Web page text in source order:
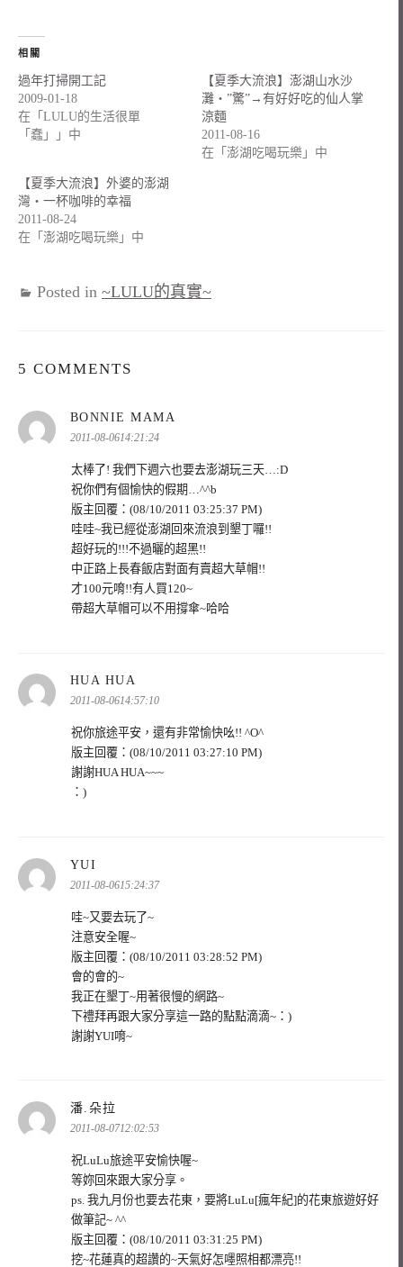
相關
過年打掃開工記
2009-01-18
在「LULU的生活很單
「蠢」」中
【夏季大流浪】澎湖山水沙
灘‧”驚”→有好好吃的仙人掌
涼麵
2011-08-16
在「澎湖吃喝玩樂」中
【夏季大流浪】外婆的澎湖
灣‧一杯咖啡的幸福
2011-08-24
在「澎湖吃喝玩樂」中
Posted in ~LULU的真實~
5 COMMENTS
BONNIE MAMA
2011-08-0614:21:24
太棒了! 我們下週六也要去澎湖玩三天…:D
祝你們有個愉快的假期…^^b
版主回覆：(08/10/2011 03:25:37 PM)
哇哇~我已經從澎湖回來流浪到墾丁囉!!
超好玩的!!!不過曬的超黑!!
中正路上長春飯店對面有賣超大草帽!!
才100元唷!!有人買120~
帶超大草帽可以不用撐傘~哈哈
HUA HUA
示:
2011-08-0614:57:10
祝你旅途平安，還有非常愉快吆!! ^O^
版主回覆：(08/10/2011 03:27:10 PM)
謝謝HUA HUA~~~
：)
YUI
示:
2011-08-0615:24:37
哇~又要去玩了~
注意安全喔~
版主回覆：(08/10/2011 03:28:52 PM)
會的會的~
我正在墾丁~用著很慢的網路~
下禮拜再跟大家分享這一路的點點滴滴~：)
謝謝YUI唷~
潘.朵拉
示:
2011-08-0712:02:53
祝LuLu旅途平安愉快喔~
等妳回來跟大家分享。
ps. 我九月份也要去花東，要將LuLu[瘋年紀]的花東旅遊好好
做筆記~ ^^
版主回覆：(08/10/2011 03:31:25 PM)
挖~花蓮真的超讚的~天氣好怎嚜照相都漂亮!!